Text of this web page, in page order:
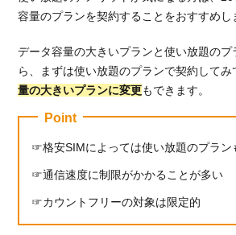
の使
題プ
ラン
5.2.
LINE
イル
金プ
ラン
5.2.1.
容量のプランを契約することをおすすめし
データ容量の大きいプランと使い放題の
ら、まずは使い放題のプランで契約してみ
量の大きいプランに変更もできます。
Point
格安SIMによっては使い放題のプラン
通信速度に制限がかかることが多い
カウントフリーの対象は限定的